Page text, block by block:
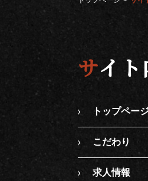
サイ
トップペー
こだわり
求人情報